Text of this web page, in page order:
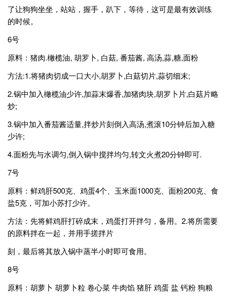
了让狗狗坐坐，站站，握手，趴下，等待，这可是最有效训练
的时候。
6号
原料：猪肉.橄榄油, 胡罗卜, 白菇, 番茄酱, 高汤,蒜,糖,面粉
方法:1.将猪肉切成一口大小,胡罗卜,白菇切片,蒜切细末;
2.锅中加入橄榄油少许,加蒜末爆香,加猪肉块,胡罗卜片,白菇片略
炒;
3.锅中加入番茄酱适量,拌炒片刻倒入高汤,煮滚10分钟后加入糖
少许;
4.面粉先与水调匀,倒入锅中搅拌均匀,转文火煮20分钟即可.
7号
原料：鲜鸡肝500克、鸡蛋4个、玉米面1000克、面粉200克、食
盐5克，可加小苏打少许。
方法：先将鲜鸡肝打碎成末，鸡蛋打开拌匀，备用。2.将所需要
的原料拌在一起，并用手搓拌片
刻，最后将其放入锅中蒸半小时即可食用。
8号
原料：胡萝卜 胡萝卜粒 卷心菜 牛肉馅 猪肝 鸡蛋 盐 钙粉 狗粮